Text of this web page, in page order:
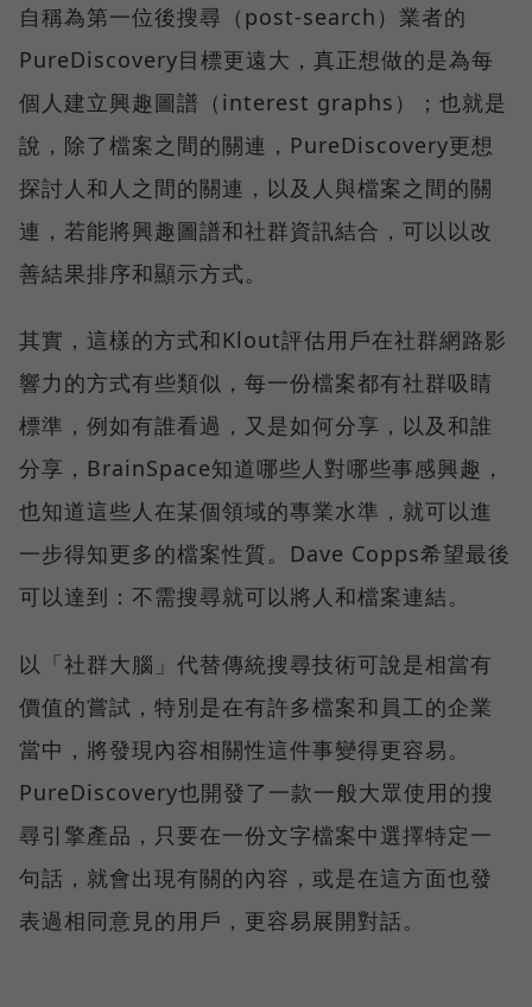
自稱為第一位後搜尋（post-search）業者的
PureDiscovery目標更遠大，真正想做的是為每
個人建立興趣圖譜（interest graphs）；也就是
說，除了檔案之間的關連，PureDiscovery更想
探討人和人之間的關連，以及人與檔案之間的關
連，若能將興趣圖譜和社群資訊結合，可以以改
善結果排序和顯示方式。
其實，這樣的方式和Klout評估用戶在社群網路影
響力的方式有些類似，每一份檔案都有社群吸睛
標準，例如有誰看過，又是如何分享，以及和誰
分享，BrainSpace知道哪些人對哪些事感興趣，
也知道這些人在某個領域的專業水準，就可以進
一步得知更多的檔案性質。Dave Copps希望最後
可以達到：不需搜尋就可以將人和檔案連結。
以「社群大腦」代替傳統搜尋技術可說是相當有
價值的嘗試，特別是在有許多檔案和員工的企業
當中，將發現內容相關性這件事變得更容易。
PureDiscovery也開發了一款一般大眾使用的搜
尋引擎產品，只要在一份文字檔案中選擇特定一
句話，就會出現有關的內容，或是在這方面也發
表過相同意見的用戶，更容易展開對話。